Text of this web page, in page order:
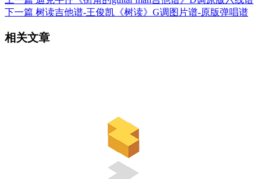
下一篇 树读吉他谱-王俊凯《树读》G调图片谱-原版弹唱谱
相关文章